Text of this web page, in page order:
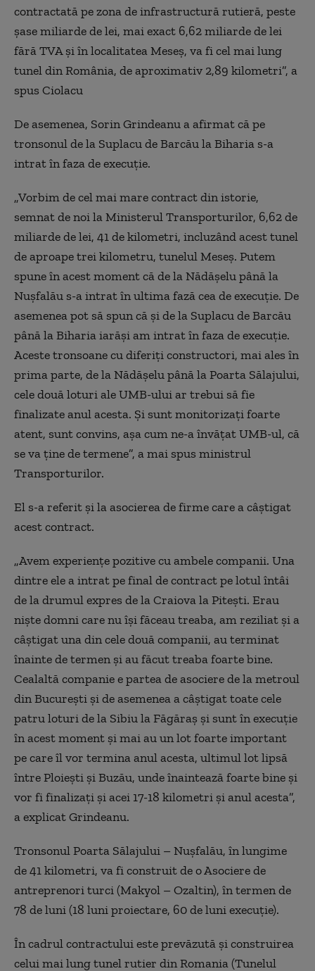
contractată pe zona de infrastructură rutieră, peste
şase miliarde de lei, mai exact 6,62 miliarde de lei
fără TVA şi în localitatea Meseş, va fi cel mai lung
tunel din România, de aproximativ 2,89 kilometri”, a
spus Ciolacu
De asemenea, Sorin Grindeanu a afirmat că pe
tronsonul de la Suplacu de Barcău la Biharia s-a
intrat în faza de execuţie.
„Vorbim de cel mai mare contract din istorie,
semnat de noi la Ministerul Transporturilor, 6,62 de
miliarde de lei, 41 de kilometri, incluzând acest tunel
de aproape trei kilometru, tunelul Meseş. Putem
spune în acest moment că de la Nădăşelu până la
Nuşfalău s-a intrat în ultima fază cea de execuţie. De
asemenea pot să spun că şi de la Suplacu de Barcău
până la Biharia iarăşi am intrat în faza de execuţie.
Aceste tronsoane cu diferiţi constructori, mai ales în
prima parte, de la Nădăşelu până la Poarta Sălajului,
cele două loturi ale UMB-ului ar trebui să fie
finalizate anul acesta. Şi sunt monitorizaţi foarte
atent, sunt convins, aşa cum ne-a învăţat UMB-ul, că
se va ţine de termene”, a mai spus ministrul
Transporturilor.
El s-a referit şi la asocierea de firme care a câştigat
acest contract.
„Avem experienţe pozitive cu ambele companii. Una
dintre ele a intrat pe final de contract pe lotul întâi
de la drumul expres de la Craiova la Piteşti. Erau
nişte domni care nu îşi făceau treaba, am reziliat şi a
câştigat una din cele două companii, au terminat
înainte de termen şi au făcut treaba foarte bine.
Cealaltă companie e partea de asociere de la metroul
din Bucureşti şi de asemenea a câştigat toate cele
patru loturi de la Sibiu la Făgăraş şi sunt în execuţie
în acest moment şi mai au un lot foarte important
pe care îl vor termina anul acesta, ultimul lot lipsă
între Ploieşti şi Buzău, unde înaintează foarte bine şi
vor fi finalizaţi şi acei 17-18 kilometri şi anul acesta”,
a explicat Grindeanu.
Tronsonul Poarta Sălajului – Nuşfalău, în lungime
de 41 kilometri, va fi construit de o Asociere de
antreprenori turci (Makyol – Ozaltin), în termen de
78 de luni (18 luni proiectare, 60 de luni execuţie).
În cadrul contractului este prevăzută şi construirea
celui mai lung tunel rutier din Romania (Tunelul